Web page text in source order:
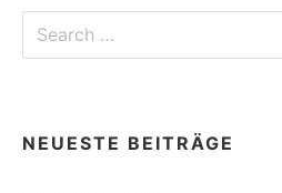
Search
NEUESTE BEITRÄGE